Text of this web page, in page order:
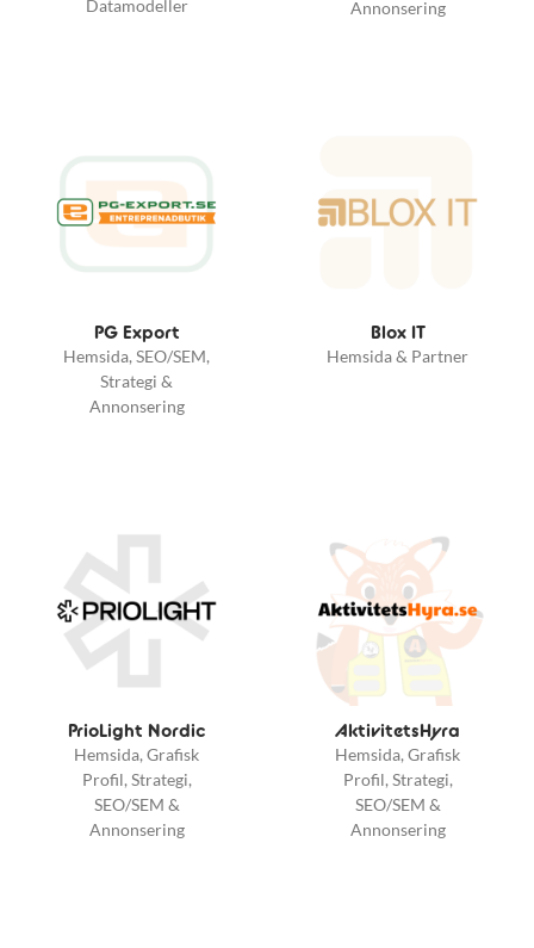
Datamodeller
Annonsering
PG Export
Hemsida, SEO/SEM,
Strategi &
Annonsering
Blox IT
Hemsida & Partner
PrioLight Nordic
Hemsida, Grafisk
Profil, Strategi,
SEO/SEM &
Annonsering
AktivitetsHyra
Hemsida, Grafisk
Profil, Strategi,
SEO/SEM &
Annonsering